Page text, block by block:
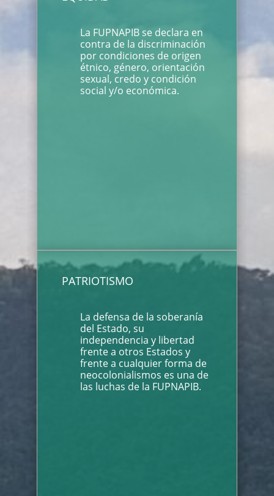
La FUPNAPIB se declara en
contra de la discriminación
por condiciones de origen
étnico, género, orientación
sexual, credo y condición
social y/o económica.
PATRIOTISMO
La defensa de la soberanía
del Estado, su
independencia y libertad
frente a otros Estados y
frente a cualquier forma de
neocolonialismos es una de
las luchas de la FUPNAPIB.